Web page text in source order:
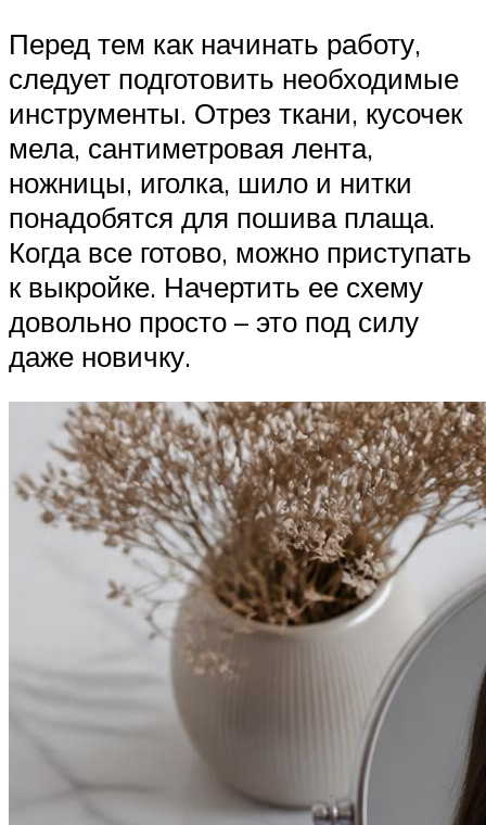
Перед тем как начинать работу,
следует подготовить необходимые
инструменты. Отрез ткани, кусочек
мела, сантиметровая лента,
ножницы, иголка, шило и нитки
понадобятся для пошива плаща.
Когда все готово, можно приступать
к выкройке. Начертить ее схему
довольно просто – это под силу
даже новичку.